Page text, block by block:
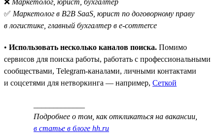
✅ Маркетолог в B2B SaaS, юрист по договорному праву
в логистике, главный бухгалтер в e-commerce
• Использовать несколько каналов поиска. Помимо
сервисов для поиска работы, работать с профессиональными
сообществами, Telegram-каналами, личными контактами
и соцсетями для нетворкинга — например, Сеткой
Подробнее о том, как откликаться на вакансии,
в статье в блоге hh.ru